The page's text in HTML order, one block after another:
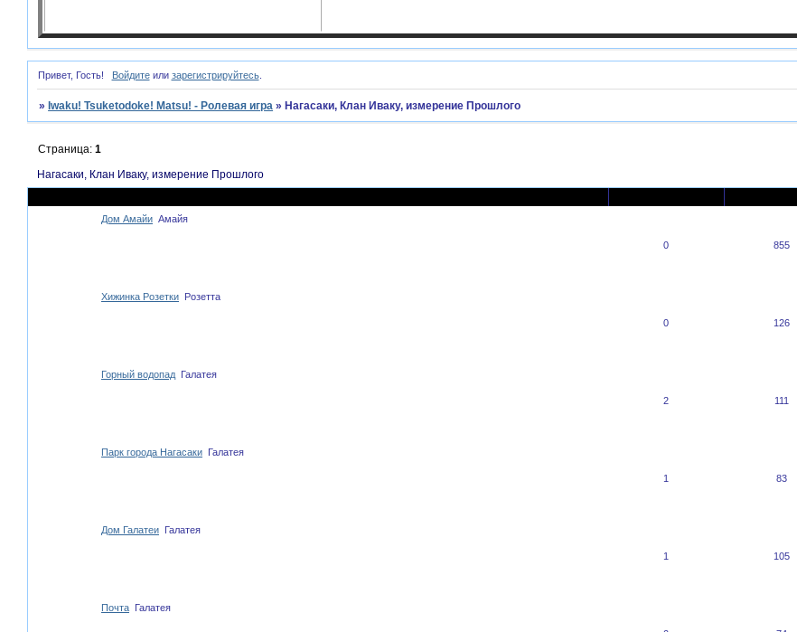
Привет, Гость! Войдитеили зарегистрируйтесь.
» Iwaku! Tsuketodoke! Matsu! - Ролевая игра » Нагасаки, Клан Иваку, измерение Прошлого
Нагасаки, Клан Иваку, измерение Прошлого
Страница:1
Дом Амайи Амайя
0 855
Хижинка Розетки Розетта
0 126
Горный водопад Галатея
2 111
Парк города Нагасаки Галатея
1 83
Дом Галатеи Галатея
1 105
Почта Галатея